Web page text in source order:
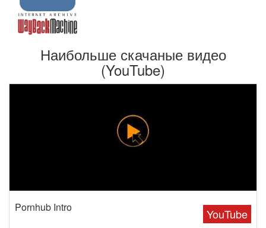
Наибольше скачаные видео
(YouTube)
YouTube
Pornhub Intro